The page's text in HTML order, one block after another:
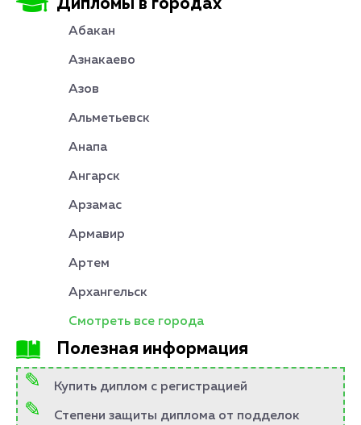
Дипломы в городах
Абакан
Азнакаево
Азов
Альметьевск
Анапа
Ангарск
Арзамас
Армавир
Артем
Архангельск
Смотреть все города
Полезная информация
Купить диплом с регистрацией
Степени защиты диплома от подделок